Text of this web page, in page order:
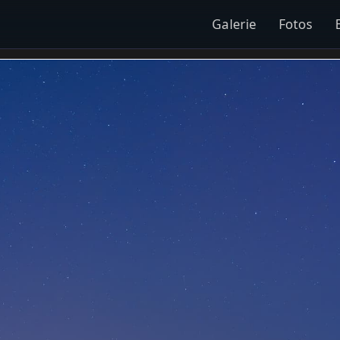
Galerie Fotos